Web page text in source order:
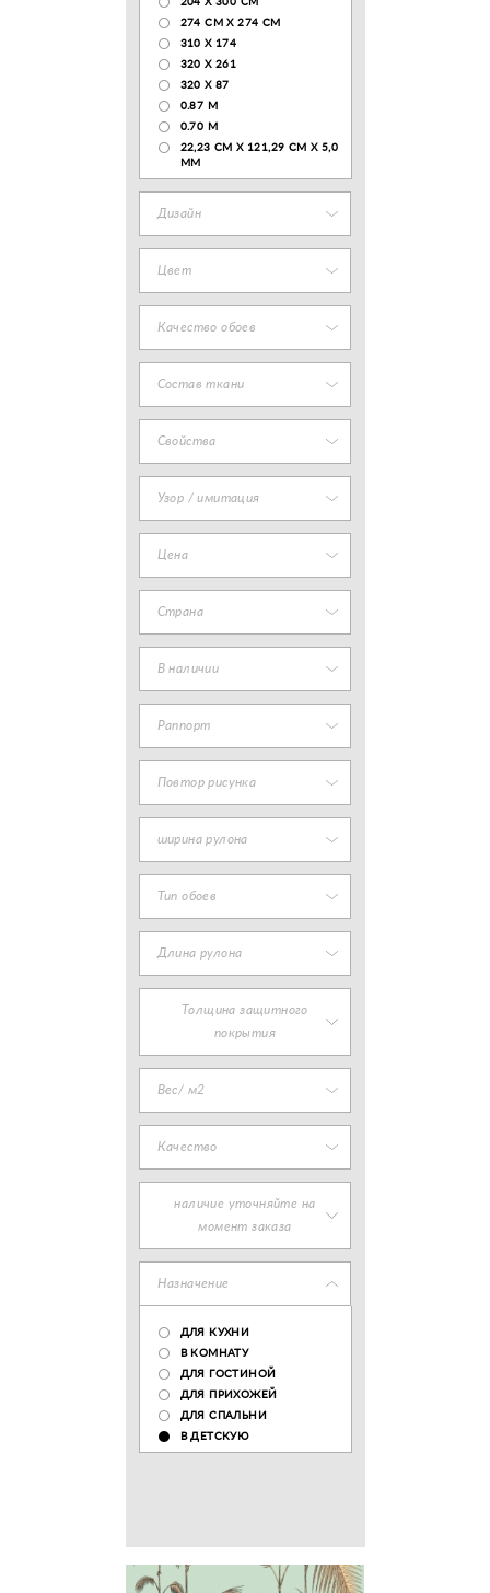
204 Х 300 СМ
274 СМ Х 274 СМ
310 X 174
320 X 261
320 X 87
0.87 M
0.70 M
22,23 CM X 121,29 CM X 5,0
MM
Дизайн
Цвет
Качество обоев
Состав ткани
Свойства
Узор / имитация
Цена
Страна
В наличии
Раппорт
Повтор рисунка
ширина рулона
Тип обоев
Длина рулона
Толщина защитного
покрытия
Вес/ м2
Качество
наличие уточняйте на
момент заказа
Назначение
ДЛЯ КУХНИ
В КОМНАТУ
ДЛЯ ГОСТИНОЙ
ДЛЯ ПРИХОЖЕЙ
ДЛЯ СПАЛЬНИ
В ДЕТСКУЮ